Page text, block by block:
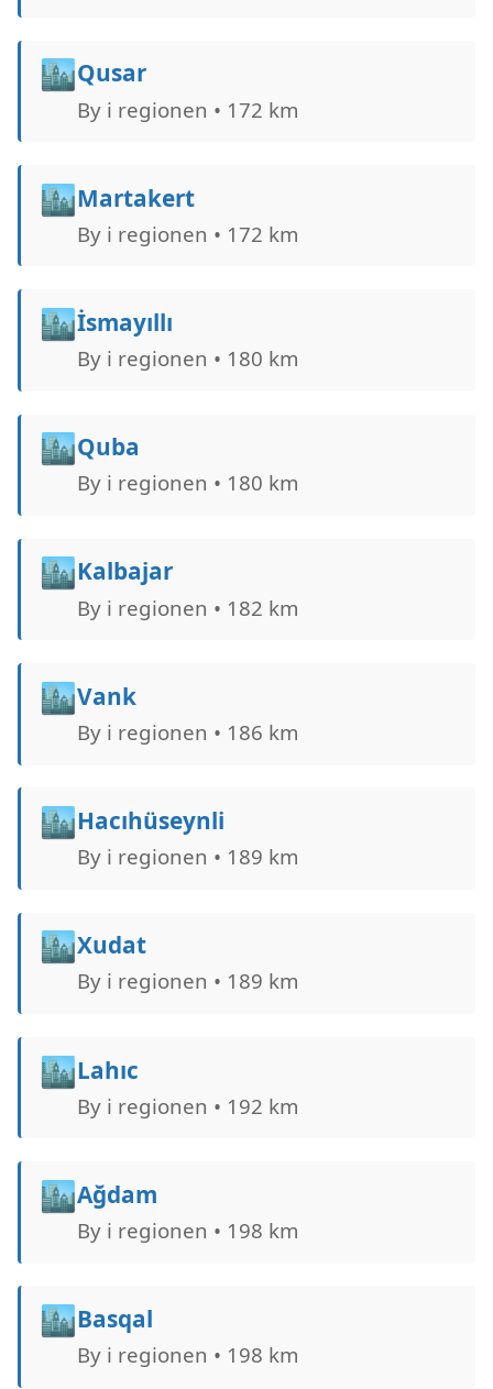
🏙️Qusar
By i regionen • 172 km
🏙️Martakert
By i regionen • 172 km
🏙️İsmayıllı
By i regionen • 180 km
🏙️Quba
By i regionen • 180 km
🏙️Kalbajar
By i regionen • 182 km
🏙️Vank
By i regionen • 186 km
🏙️Hacıhüseynli
By i regionen • 189 km
🏙️Xudat
By i regionen • 189 km
🏙️Lahıc
By i regionen • 192 km
🏙️Ağdam
By i regionen • 198 km
🏙️Basqal
By i regionen • 198 km